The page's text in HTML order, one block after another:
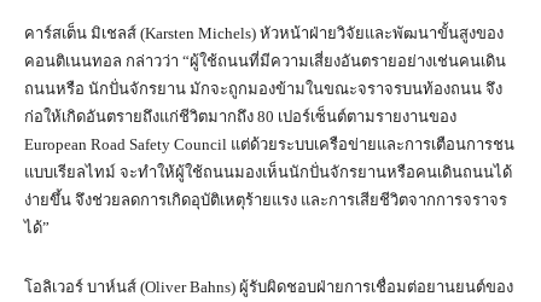
คาร์สเต็น มิเชลส์ (Karsten Michels) หัวหน้าฝ่ายวิจัยและพัฒนาขั้นสูงของ
คอนติเนนทอล กล่าวว่า “ผู้ใช้ถนนที่มีความเสี่ยงอันตรายอย่างเช่นคนเดิน
ถนนหรือ นักปั่นจักรยาน มักจะถูกมองข้ามในขณะจราจรบนท้องถนน จึง
ก่อให้เกิดอันตรายถึงแก่ชีวิตมากถึง 80 เปอร์เซ็นต์ตามรายงานของ
European Road Safety Council แต่ด้วยระบบเครือข่ายและการเตือนการชน
แบบเรียลไทม์ จะทำให้ผู้ใช้ถนนมองเห็นนักปั่นจักรยานหรือคนเดินถนนได้
ง่ายขึ้น จึงช่วยลดการเกิดอุบัติเหตุร้ายแรง และการเสียชีวิตจากการจราจร
ได้”
โอลิเวอร์ บาห์นส์ (Oliver Bahns) ผู้รับผิดชอบฝ่ายการเชื่อมต่อยานยนต์ของ